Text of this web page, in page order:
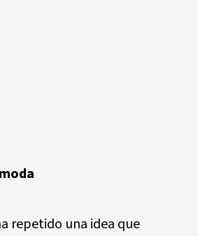
repetido una idea que